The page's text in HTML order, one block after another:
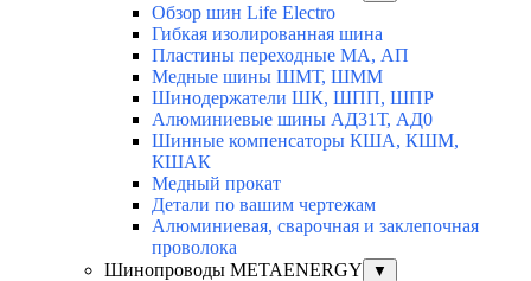
Обзор шин Life Electro
Гибкая изолированная шина
Пластины переходные МА, АП
Медные шины ШМТ, ШММ
Шинодержатели ШК, ШПП, ШПР
Алюминиевые шины АД31Т, АД0
Шинные компенсаторы КША, КШМ,
КШАК
Медный прокат
Детали по вашим чертежам
Алюминиевая, cварочная и заклепочная
проволока
Шинопроводы METAENERGY
▼